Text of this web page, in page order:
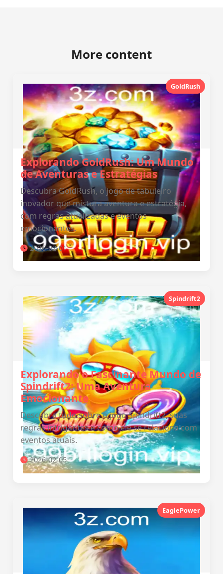
More content
GoldRush
Explorando GoldRush: Um Mundo
de Aventuras e Estratégias
Descubra GoldRush, o jogo de tabuleiro
inovador que mistura aventura e estratégia,
com regras atualizadas e eventos
emocionantes.
2026-02-01
Spindrift2
Explorando o Fascinante Mundo de
Spindrift2: Uma Aventura
Emocionante
Descubra tudo sobre o jogo Spindrift2, suas
regras intrigantes e como ele se relaciona com
eventos atuais.
2026-02-05
EaglePower